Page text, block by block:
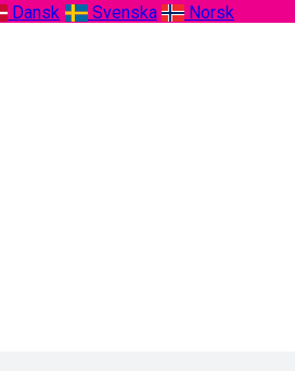
Dansk Svenska Norsk